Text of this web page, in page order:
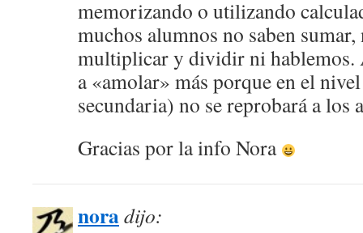
memorizando o utilizando
muchos alumnos no saben sumar,
multiplicar y dividir ni hablemos.
a «amolar» más porque en el
secundaria) no se reprobará a los
Gracias por la info Nora
noradijo: